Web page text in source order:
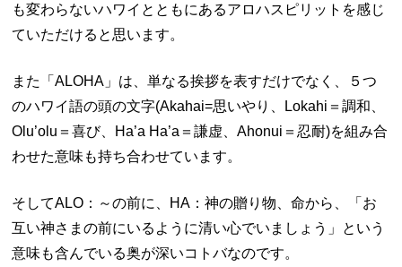
も変わらないハワイとともにあるアロハスピリットを感じ
ていただけると思います。
また「ALOHA」は、単なる挨拶を表すだけでなく、５つ
のハワイ語の頭の文字(Akahai=思いやり、Lokahi＝調和、
Olu’olu＝喜び、Ha’a Ha’a＝謙虚、Ahonui＝忍耐)を組み合
わせた意味も持ち合わせています。
そしてALO：～の前に、HA：神の贈り物、命から、「お
互い神さまの前にいるように清い心でいましょう」という
意味も含んでいる奥が深いコトバなのです。